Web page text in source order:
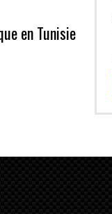
en Tunisie